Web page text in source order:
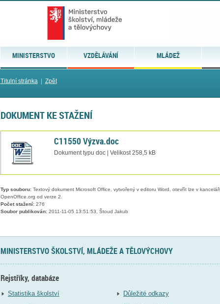
MINISTERSTVO VZDĚLÁVÁNÍ MLÁDEŽ
Titulní stránka| Zpět
DOKUMENT KE STAŽENÍ
C11550 Výzva.doc
Dokument typu doc | Velikost 258,5 kB
Typ souboru:Textový dokument Microsoft Office, vytvořený v editoru Word, otevřít lze v
OpenOffice.org od verze 2.
Počet stažení:276
Soubor publikován:2011-11-05 13:51:53, Štoud Jakub
MINISTERSTVO ŠKOLSTVÍ, MLÁDEŽE A TĚLOVÝCHOVY
Rejstříky, databáze
Statistika školství
Důležité odkazy